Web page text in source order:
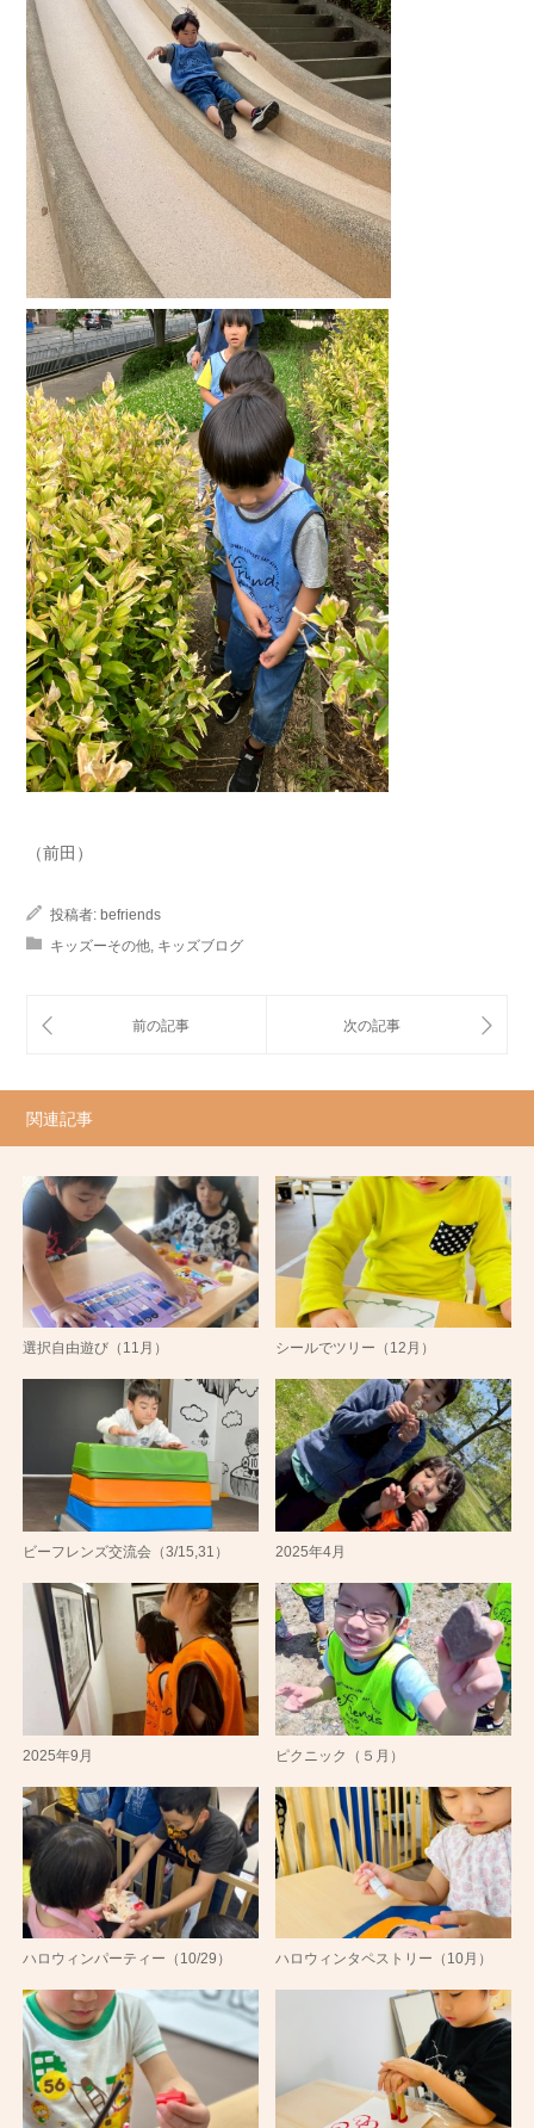
（前田）
投稿者: befriends
キッズーその他, キッズブログ
関連記事
選択自由遊び（11月） シールでツリー（12月）
ビーフレンズ交流会（3/15,31） 2025年4月
2025年9月 ピクニック（５月）
ハロウィンパーティー（10/29） ハロウィンタペストリー（10月）